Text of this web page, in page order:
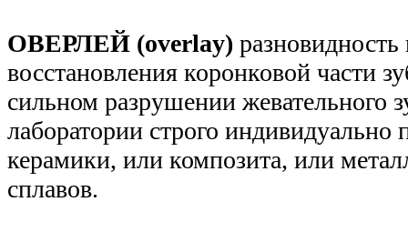
ОВЕРЛЕЙ (overlay)
восстановления коронковой части
сильном разрушении жевательного
лаборатории строго индивидуально
керамики, или композита, или
сплавов.